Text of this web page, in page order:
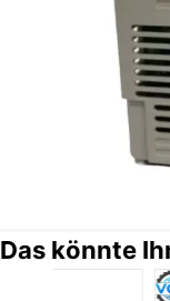
Das könnte